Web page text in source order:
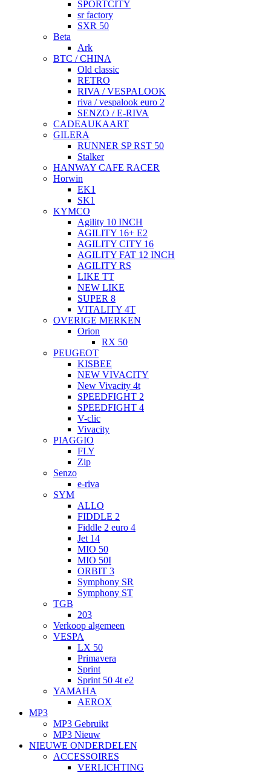
SPORTCITY
sr factory
SXR 50
Beta
Ark
BTC / CHINA
Old classic
RETRO
RIVA / VESPALOOK
riva / vespalook euro 2
SENZO / E-RIVA
CADEAUKAART
GILERA
RUNNER SP RST 50
Stalker
HANWAY CAFE RACER
Horwin
EK1
SK1
KYMCO
Agility 10 INCH
AGILITY 16+ E2
AGILITY CITY 16
AGILITY FAT 12 INCH
AGILITY RS
LIKE TT
NEW LIKE
SUPER 8
VITALITY 4T
OVERIGE MERKEN
Orion
RX 50
PEUGEOT
KISBEE
NEW VIVACITY
New Vivacity 4t
SPEEDFIGHT 2
SPEEDFIGHT 4
V-clic
Vivacity
PIAGGIO
FLY
Zip
Senzo
e-riva
SYM
ALLO
FIDDLE 2
Fiddle 2 euro 4
Jet 14
MIO 50
MIO 50I
ORBIT 3
Symphony SR
Symphony ST
TGB
203
Verkoop algemeen
VESPA
LX 50
Primavera
Sprint
Sprint 50 4t e2
YAMAHA
AEROX
MP3
MP3 Gebruikt
MP3 Nieuw
NIEUWE ONDERDELEN
ACCESSOIRES
VERLICHTING